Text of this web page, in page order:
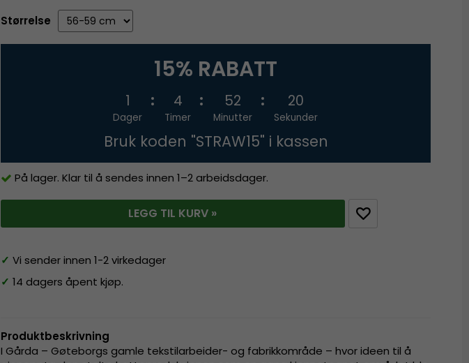
Størrelse
15% RABATT
1
Dager
4
Timer
52
Minutter
19
Sekunder
Bruk koden "STRAW15" i kassen
På lager. Klar til å sendes innen 1–2 arbeidsdager.
LEGG TIL KURV »
✓ Vi sender innen 1-2 virkedager
✓ 14 dagers åpent kjøp.
Produktbeskrivning
I Gårda – Gøteborgs gamle tekstilarbeider- og fabrikkområde – hvor ideen til å